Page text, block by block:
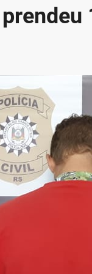
prendeu